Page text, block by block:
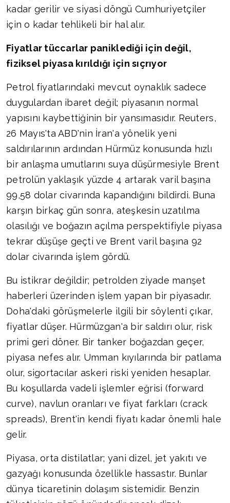
kadar gerilir ve siyasi döngü Cumhuriyetçiler
için o kadar tehlikeli bir hal alır.
Fiyatlar tüccarlar paniklediği için değil,
fiziksel piyasa kırıldığı için sıçrıyor
Petrol fiyatlarındaki mevcut oynaklık sadece
duygulardan ibaret değil; piyasanın normal
yapısını kaybettiğinin bir yansımasıdır. Reuters,
26 Mayıs'ta ABD'nin İran'a yönelik yeni
saldırılarının ardından Hürmüz konusunda hızlı
bir anlaşma umutlarını suya düşürmesiyle Brent
petrolün yaklaşık yüzde 4 artarak varil başına
99,58 dolar civarında kapandığını bildirdi. Buna
karşın birkaç gün sonra, ateşkesin uzatılma
olasılığı ve boğazın açılma perspektifiyle piyasa
tekrar düşüşe geçti ve Brent varil başına 92
dolar civarında işlem gördü.
Bu istikrar değildir; petrolden ziyade manşet
haberleri üzerinden işlem yapan bir piyasadır.
Doha'daki görüşmelerle ilgili bir söylenti çıkar,
fiyatlar düşer. Hürmüzgan'a bir saldırı olur, risk
primi geri döner. Bir tanker boğazdan geçer,
piyasa nefes alır. Umman kıyılarında bir patlama
olur, sigortacılar askeri riski yeniden hesaplar.
Bu koşullarda vadeli işlemler eğrisi (forward
curve), navlun oranları ve fiyat farkları (crack
spreads), Brent'in kendi fiyatı kadar önemli hale
gelir.
Piyasa, orta distilatlar; yani dizel, jet yakıtı ve
gazyağı konusunda özellikle hassastır. Bunlar
dünya ticaretinin dolaşım sistemidir. Benzin